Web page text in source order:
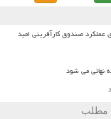
عملکرد صندوق کارآفرینی امید
نهائی می شود
مطلب